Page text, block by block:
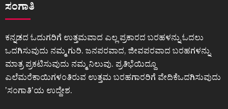
ಸಂಗಾತಿ
ಕನ್ನಡದ ಓದುಗರಿಗೆ ಉತ್ತಮವಾದ ಎಲ್ಲ ಪ್ರಕಾರದ ಬರಹಳನ್ನು ಓದಲು
ಒದಗಿಸುವುದು ನಮ್ಮ ಗುರಿ. ಜನಪರವಾದ, ಜೀವಪರವಾದ ಬರಹಗಳನ್ನು
ಮಾತ್ರ ಪ್ರಕಟಿಸುವುದು ನಮ್ಮ ನಿಲುವು. ಪ್ರತಿಭೆಯಿದ್ದೂ
ಎಲೆಮರೆಕಾಯಿಗಳಂತಿರುವ ಉತ್ತಮ ಬರಹಗಾರರಿಗೆ ವೇದಿಕೆಒದಗಿಸುವುದು
ʼಸಂಗಾತಿʼಯ ಉದ್ದೇಶ.